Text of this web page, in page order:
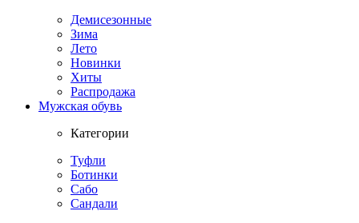
Демисезонные
Зима
Лето
Новинки
Хиты
Распродажа
Мужская обувь
Категории
Туфли
Ботинки
Сабо
Сандали